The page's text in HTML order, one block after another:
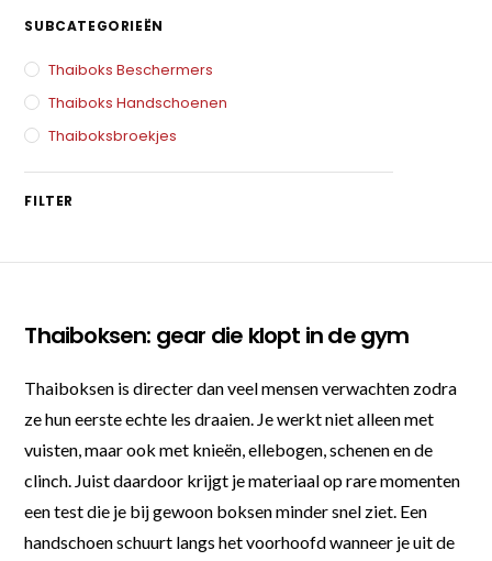
SUBCATEGORIEËN
Thaiboks Beschermers
Thaiboks Handschoenen
Thaiboksbroekjes
FILTER
Thaiboksen: gear die klopt in de gym
Thaiboksen is directer dan veel mensen verwachten zodra
ze hun eerste echte les draaien. Je werkt niet alleen met
vuisten, maar ook met knieën, ellebogen, schenen en de
clinch. Juist daardoor krijgt je materiaal op rare momenten
een test die je bij gewoon boksen minder snel ziet. Een
handschoen schuurt langs het voorhoofd wanneer je uit de